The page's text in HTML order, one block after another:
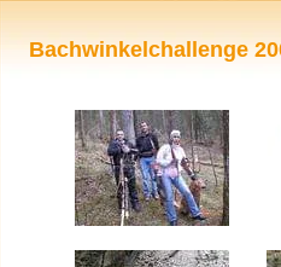
Bachwinkelchallenge